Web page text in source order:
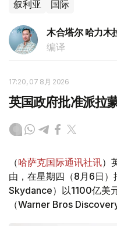
叙利亚 国际
木合塔尔 哈力木
编译
17:20, 07 8月 2026
英国政府批准派拉
（哈萨克国际通讯社讯）
由，在星期四（8月6日
Skydance）以1100亿美
（Warner Bros